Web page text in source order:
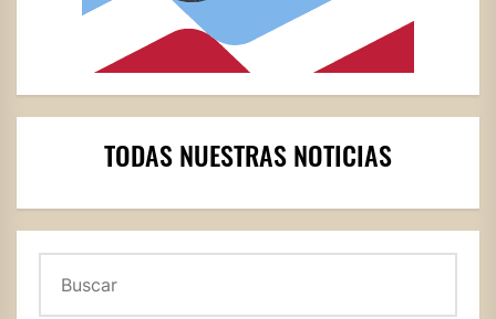
TODAS NUESTRAS NOTICIAS